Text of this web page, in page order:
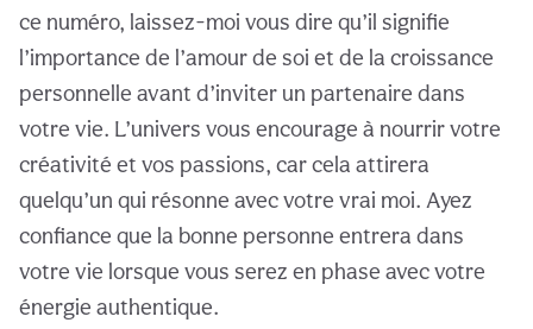
ce numéro, laissez-moi vous dire qu’il signifie
l’importance de l’amour de soi et de la croissance
personnelle avant d’inviter un partenaire dans
votre vie. L’univers vous encourage à nourrir votre
créativité et vos passions, car cela attirera
quelqu’un qui résonne avec votre vrai moi. Ayez
confiance que la bonne personne entrera dans
votre vie lorsque vous serez en phase avec votre
énergie authentique.